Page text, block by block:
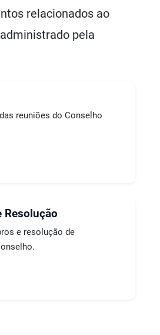
relacionados ao
pela
reuniões do Conselho
Resolução
e resolução de